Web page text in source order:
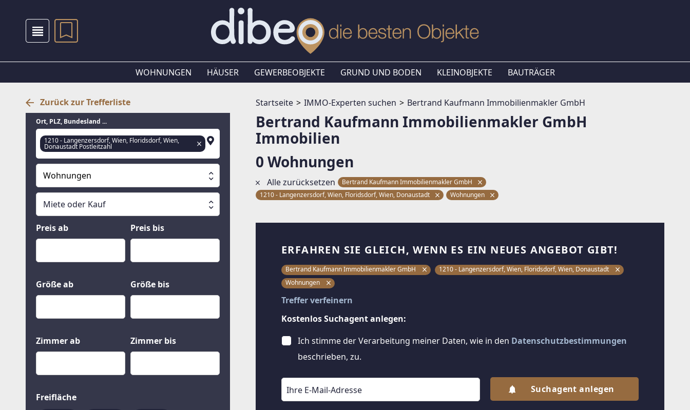
WOHNUNGEN HÄUSER GEWERBEOBJEKTE GRUND UND BODEN KLEINOBJEKTE BAUTRÄGER
Zurück zur Trefferliste
Ort, PLZ, Bundesland ...
1210 - Langenzersdorf, Wien, Floridsdorf, Wien,
Donaustadt Postleitzahl
Suche läuft
Wohnungen
Alle Immobilien
Häuser
Grund und Boden
Miete oder Kauf
Miete oder Kauf
Kauf
Preis ab Preis bis
Größe ab Größe bis
Zimmer ab Zimmer bis
Freifläche
Startseite IMMO-Experten suchen Bertrand Kaufmann Immobilienmakler GmbH
Bertrand Kaufmann Immobilienmakler GmbH
Immobilien
0 Wohnungen
Alle zurücksetzen
Bertrand Kaufmann Immobilienmakler GmbH
1210 - Langenzersdorf, Wien, Floridsdorf, Wien, Donaustadt
Wohnungen
ERFAHREN SIE GLEICH, WENN ES EIN NEUES ANGEBOT GIBT!
Bertrand Kaufmann Immobilienmakler GmbH
1210 - Langenzersdorf, Wien, Floridsdorf, Wien, Donaustadt
Wohnungen
Treffer verfeinern
Kostenlos Suchagent anlegen:
Ich stimme der Verarbeitung meiner Daten, wie in den Datenschutzbestimmungen
beschrieben, zu.
Suchagent anlegen